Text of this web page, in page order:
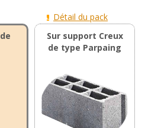
Détail du pack
Sur support Creux
de type Parpaing